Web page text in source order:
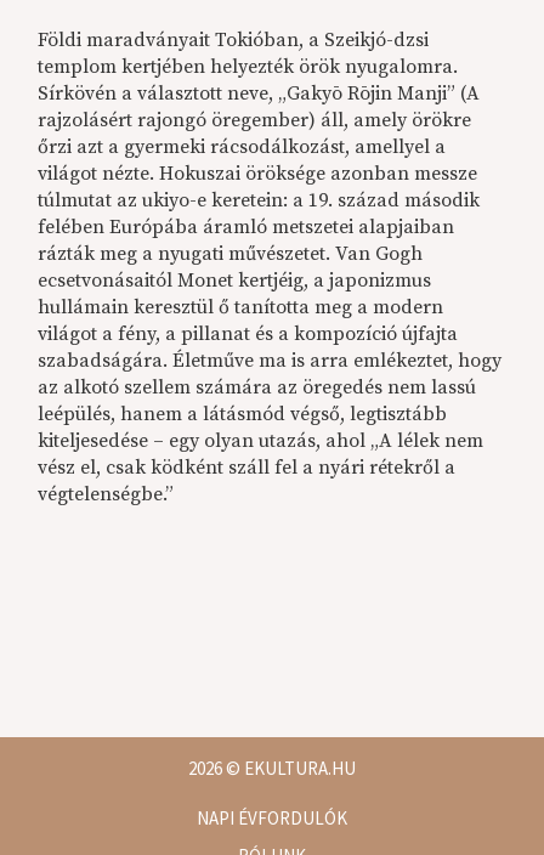
Földi maradványait Tokióban, a Szeikjó-dzsi
templom kertjében helyezték örök nyugalomra.
Sírkövén a választott neve, „Gakyō Rōjin Manji” (A
rajzolásért rajongó öregember) áll, amely örökre
őrzi azt a gyermeki rácsodálkozást, amellyel a
világot nézte. Hokuszai öröksége azonban messze
túlmutat az ukiyo-e keretein: a 19. század második
felében Európába áramló metszetei alapjaiban
rázták meg a nyugati művészetet. Van Gogh
ecsetvonásaitól Monet kertjéig, a japonizmus
hullámain keresztül ő tanította meg a modern
világot a fény, a pillanat és a kompozíció újfajta
szabadságára. Életműve ma is arra emlékeztet, hogy
az alkotó szellem számára az öregedés nem lassú
leépülés, hanem a látásmód végső, legtisztább
kiteljesedése – egy olyan utazás, ahol „A lélek nem
vész el, csak ködként száll fel a nyári rétekről a
végtelenségbe.”
2026© EKULTURA.HU
NAPI ÉVFORDULÓK